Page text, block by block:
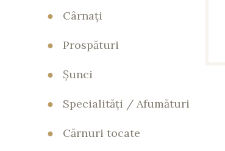
● Cârnaţi
● Prospături
● Şunci
● Specialităţi / Afumături
● Cărnuri tocate